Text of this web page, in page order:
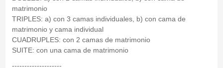
matrimonio
TRIPLES: a) con 3 camas individuales, b) con cama de
matrimonio y cama individual
CUADRUPLES: con 2 camas de matrimonio
SUITE: con una cama de matrimonio
--------------------